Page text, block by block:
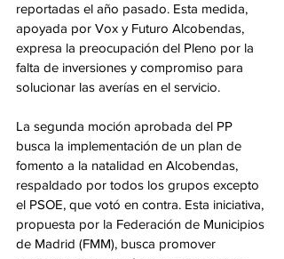
reportadas el año pasado. Esta medida,
apoyada por Vox y Futuro Alcobendas,
expresa la preocupación del Pleno por la
falta de inversiones y compromiso para
solucionar las averías en el servicio.
La segunda moción aprobada del PP
busca la implementación de un plan de
fomento a la natalidad en Alcobendas,
respaldado por todos los grupos excepto
el PSOE, que votó en contra. Esta iniciativa,
propuesta por la Federación de Municipios
de Madrid (FMM), busca promover